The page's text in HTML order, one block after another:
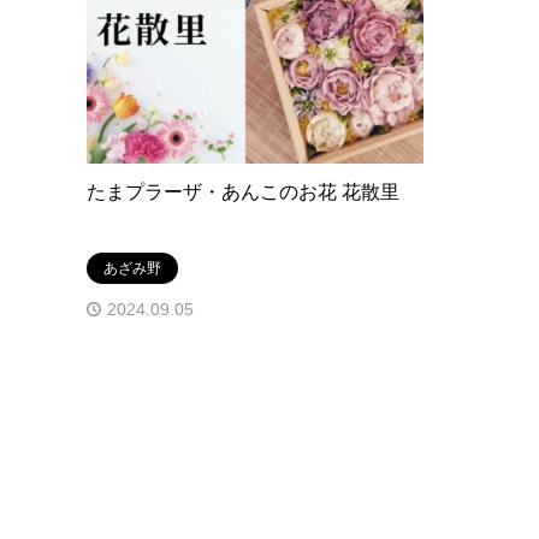
たまプラーザ・あんこのお花 花散里
あざみ野
2024.09.05